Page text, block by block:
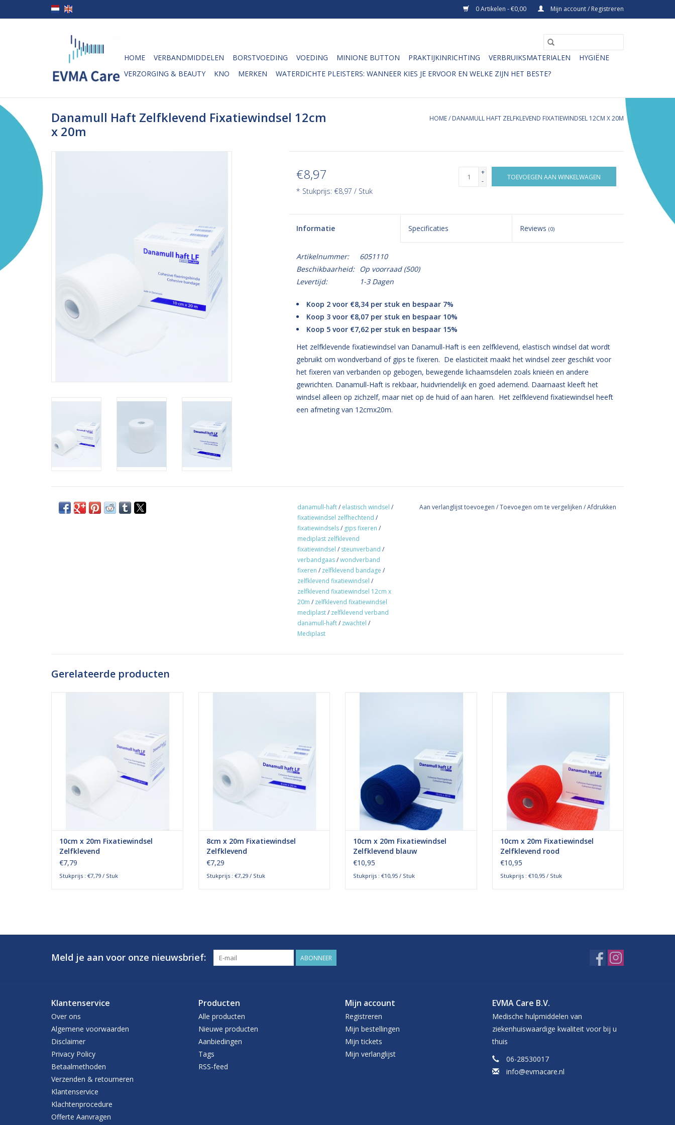
0 Artikelen - €0,00 Mijn account / Registreren
HOME VERBANDMIDDELEN BORSTVOEDING VOEDING MINIONE BUTTON PRAKTIJKINRICHTING VERBRUIKSMATERIALEN
HYGIËNE
VERZORGING & BEAUTY
KNO MERKEN WATERDICHTE PLEISTERS: WANNEER KIES JE ERVOOR EN WELKE ZIJN HET BESTE?
Danamull Haft Zelfklevend Fixatiewindsel 12cm
x 20m
HOME/ DANAMULL HAFT ZELFKLEVEND FIXATIEWINDSEL 12CM X 20M
€8,97
* Stukprijs: €8,97 / Stuk
+
-
TOEVOEGEN AAN WINKELWAGEN
Informatie Specificaties Reviews(0)
Artikelnummer:
6051110
Beschikbaarheid:
Op voorraad(500)
Levertijd:
1-3 Dagen
Koop 2 voor €8,34 per stuk en bespaar 7%
Koop 3 voor €8,07 per stuk en bespaar 10%
Koop 5 voor €7,62 per stuk en bespaar 15%
Het zelfklevende fixatiewindsel van Danamull-Haft is een zelfklevend, elastisch windsel dat wordt
gebruikt om wondverband of gips te fixeren. De elasticiteit maakt het windsel zeer geschikt voor
het fixeren van verbanden op gebogen, bewegende lichaamsdelen zoals knieën en andere
gewrichten. Danamull-Haft is rekbaar, huidvriendelijk en goed ademend. Daarnaast kleeft het
windsel alleen op zichzelf, maar niet op de huid of aan haren. Het zelfklevend fixatiewindsel heeft
een afmeting van 12cmx20m.
danamull-haft/ elastisch windsel /
fixatiewindsel zelfhechtend /
fixatiewindsels/ gips fixeren /
mediplast zelfklevend
fixatiewindsel / steunverband /
verbandgaas/wondverband
fixeren / zelfklevend bandage /
zelfklevend fixatiewindsel /
zelfklevend fixatiewindsel 12cm x
20m / zelfklevend fixatiewindsel
mediplast/ zelfklevend verband
danamull-haft/ zwachtel /
Mediplast
Aan verlanglijst toevoegen /Toevoegen om te vergelijken /Afdrukken
Gerelateerde producten
elasticiteit maakt het windsel zeer geschikt
voor het fixeren van verbanden op
gebogen, bewegende lichaamsdel
TOEVOEGEN AAN WINKELWAGEN
10cm x 20m Fixatiewindsel
Zelfklevend
€7,79
Stukprijs : €7,79 / Stuk
voor het fixeren van verbanden op
gebogen, bewegende lichaamsdel
TOEVOEGEN AAN WINKELWAGEN
8cm x 20m Fixatiewindsel
Zelfklevend
€7,29
Stukprijs : €7,29 / Stuk
gebogen, bewegende lich
TOEVOEGEN AAN WINKELWAGEN
10cm x 20m Fixatiewindsel
Zelfklevend blauw
€10,95
Stukprijs : €10,95 / Stuk
gebogen, bewegende lichaa
TOEVOEGEN AAN WINKELWAGEN
10cm x 20m Fixatiewindsel
Zelfklevend rood
€10,95
Stukprijs : €10,95 / Stuk
Meld je aan voor onze nieuwsbrief: ABONNEER
Klantenservice
Over ons
Algemene voorwaarden
Disclaimer
Privacy Policy
Betaalmethoden
Verzenden & retourneren
Klantenservice
Klachtenprocedure
Offerte Aanvragen
Producten
Alle producten
Nieuwe producten
Aanbiedingen
Tags
RSS-feed
Mijn account
Registreren
Mijn bestellingen
Mijn tickets
Mijn verlanglijst
EVMA Care B.V.
Medische hulpmiddelen van
ziekenhuiswaardige kwaliteit voor bij u
thuis
06-28530017
info@evmacare.nl